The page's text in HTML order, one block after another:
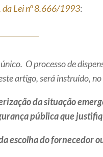
da Lei nº 8.666/1993:
O processo de
artigo, será instruído,
da situação
pública que
escolha do fornecedor